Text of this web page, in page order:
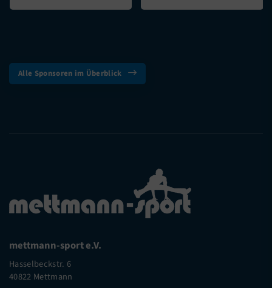
Alle Sponsoren im Überblick
mettmann-sport e.V.
Hasselbeckstr. 6
40822 Mettmann